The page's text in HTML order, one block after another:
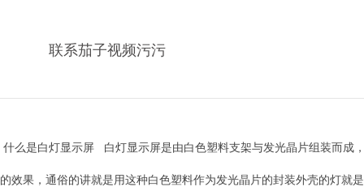
联系茄子视频污污
录像、电视、VCD节目以及现场实况。LED显示屏显示画面色彩鲜艳，立体感
什么是白灯显示屏 白灯显示屏是由白色塑料支架与发光晶片组装而成，
的效果，通俗的讲就是用这种白色塑料作为发光晶片的封装外壳的灯就是白